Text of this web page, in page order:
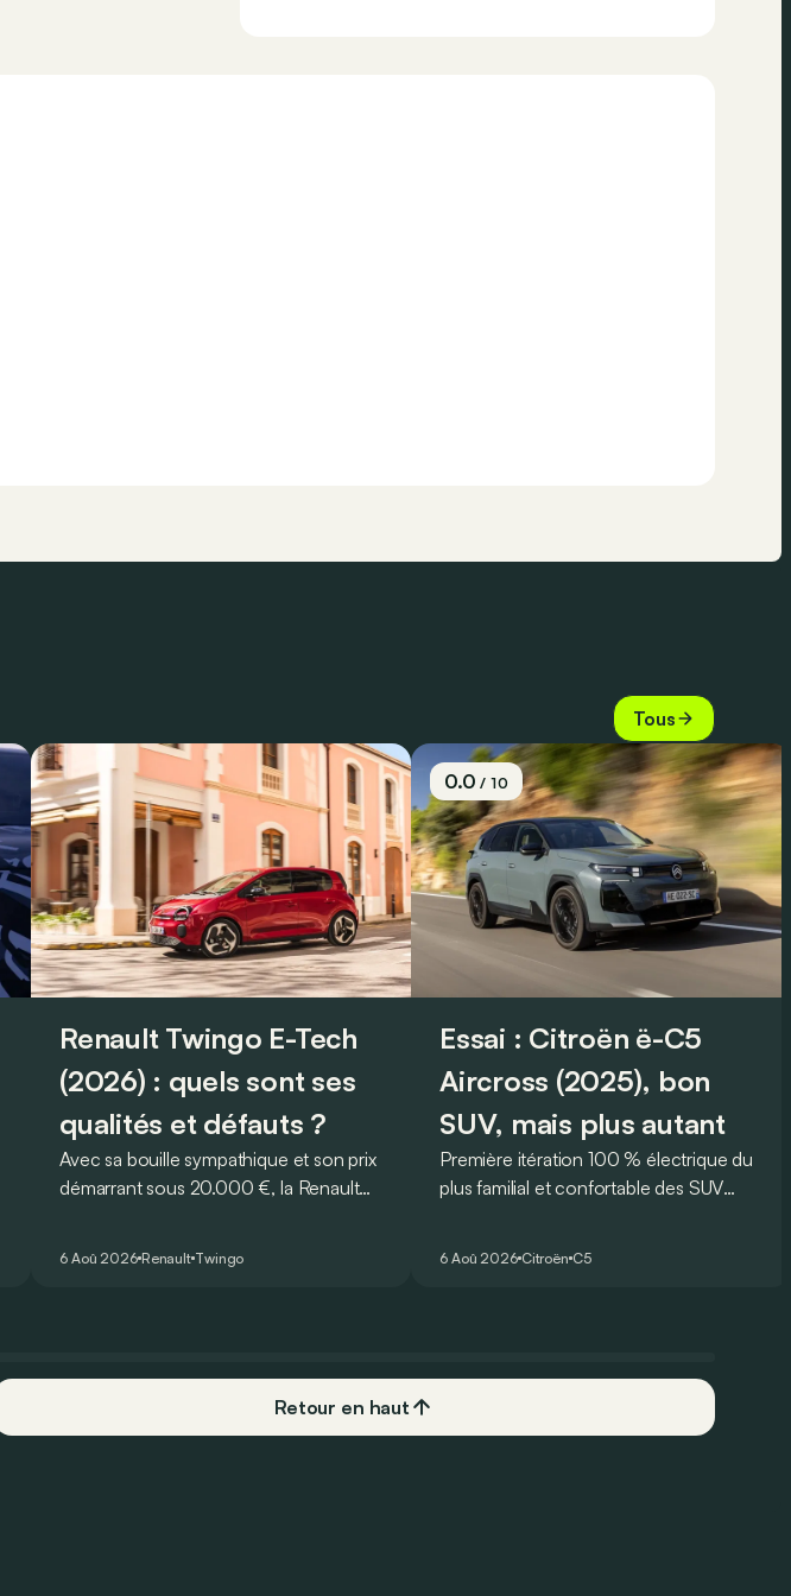
Tous
Renault Twingo E-Tech
(2026) : quels sont ses
qualités et défauts ?
Avec sa bouille sympathique et son prix
démarrant sous 20.000 €, la Renault
séduisantes du moment. Mais est-ce
6 Aoû 2026 Renault Twingo
0.0/ 10
Essai : Citroën ë-C5
Aircross (2025), bon
SUV, mais plus autant
Première itération 100 % électrique du
plus familial et confortable des SUV
6 Aoû 2026 Citroën C5
Retour en haut